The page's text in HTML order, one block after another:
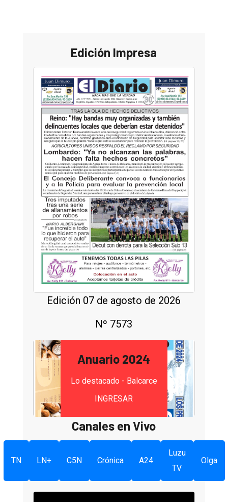
Edición Impresa
Edición 07 de agosto de 2026
Nº 7573
Anuario 2024
Lo destacado - Balcarce
INGRESAR
Canales en Vivo
TN LN+ C5N Crónica A24
Luzu
TV
Olga